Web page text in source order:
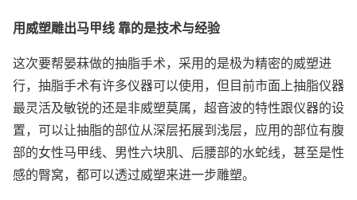
用威塑雕出马甲线 靠的是技术与经验
这次要帮晏菻做的抽脂手术，采用的是极为精密的威塑进
行，抽脂手术有许多仪器可以使用，但目前市面上抽脂仪器
最灵活及敏锐的还是非威塑莫属，超音波的特性跟仪器的设
置，可以让抽脂的部位从深层拓展到浅层，应用的部位有腹
部的女性马甲线、男性六块肌、后腰部的水蛇线，甚至是性
感的臀窝，都可以透过威塑来进一步雕塑。